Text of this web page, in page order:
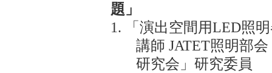
題」
「演出空間用LED照
講師 JATET照明部
研究会」研究委員